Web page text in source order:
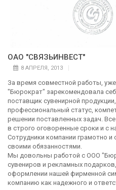
ОАО "СВЯЗЬИНВЕСТ"
8 АПРЕЛЯ, 2013
За время совместной работы,
"Бюрократ" зарекомендовала
поставщик сувенирной
профессиональный статус,
решении поставленных задач.
в строго оговоренные сроки и с
Сотрудники компании грамотно
своими обязанностями.
Мы довольны работой с ООО
сувениров и рекламных
оформлении нашей фирменной
компанию как надежного и